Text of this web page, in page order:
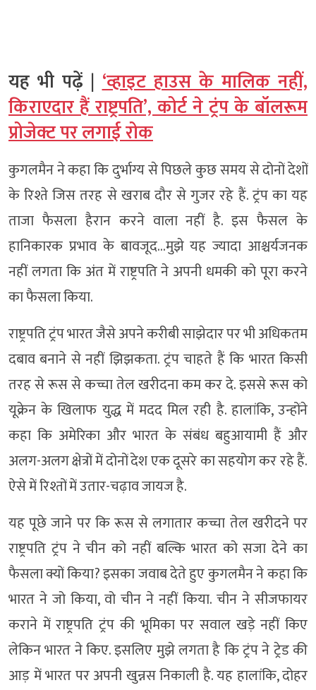
यह भी पढ़ें |‘व्हाइट हाउस के मालिक नहीं,
किराएदार हैं राष्ट्रपति’, कोर्ट ने ट्रंप के बॉलरूम
प्रोजेक्ट पर लगाई रोक
कुगलमैन ने कहा कि दुर्भाग्य से पिछले कुछ समय से दोनों देशों
के रिश्ते जिस तरह से खराब दौर से गुजर रहे हैं. ट्रंप का यह
ताजा फैसला हैरान करने वाला नहीं है. इस फैसल के
हानिकारक प्रभाव के बावजूद…मुझे यह ज्यादा आश्चर्यजनक
नहीं लगता कि अंत में राष्ट्रपति ने अपनी धमकी को पूरा करने
का फैसला किया.
राष्ट्रपति ट्रंप भारत जैसे अपने करीबी साझेदार पर भी अधिकतम
दबाव बनाने से नहीं झिझकता. ट्रंप चाहते हैं कि भारत किसी
तरह से रूस से कच्चा तेल खरीदना कम कर दे. इससे रूस को
यूक्रेन के खिलाफ युद्ध में मदद मिल रही है. हालांकि, उन्होंने
कहा कि अमेरिका और भारत के संबंध बहुआयामी हैं और
अलग-अलग क्षेत्रों में दोनों देश एक दूसरे का सहयोग कर रहे हैं.
ऐसे में रिश्तों में उतार-चढ़ाव जायज है.
यह पूछे जाने पर कि रूस से लगातार कच्चा तेल खरीदने पर
राष्ट्रपति ट्रंप ने चीन को नहीं बल्कि भारत को सजा देने का
फैसला क्यों किया? इसका जवाब देते हुए कुगलमैन ने कहा कि
भारत ने जो किया, वो चीन ने नहीं किया. चीन ने सीजफायर
कराने में राष्ट्रपति ट्रंप की भूमिका पर सवाल खड़े नहीं किए
लेकिन भारत ने किए. इसलिए मुझे लगता है कि ट्रंप ने ट्रेड की
आड़ में भारत पर अपनी खुन्नस निकाली है. यह हालांकि, दोहर